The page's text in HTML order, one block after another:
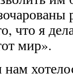
что я
мир».